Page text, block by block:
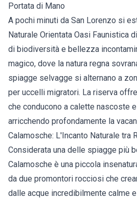
Portata di Mano
A pochi minuti da San Lorenzo si
Naturale Orientata Oasi Faunistica
di biodiversità e bellezza
magico, dove la natura regna
spiagge selvagge si alternano a
per uccelli migratori. La riserva
che conducono a calette nascoste
arricchendo profondamente la
Calamosche: L'Incanto Naturale tra
Considerata una delle spiagge più
Calamosche è una piccola
da due promontori rocciosi che
dalle acque incredibilmente calme